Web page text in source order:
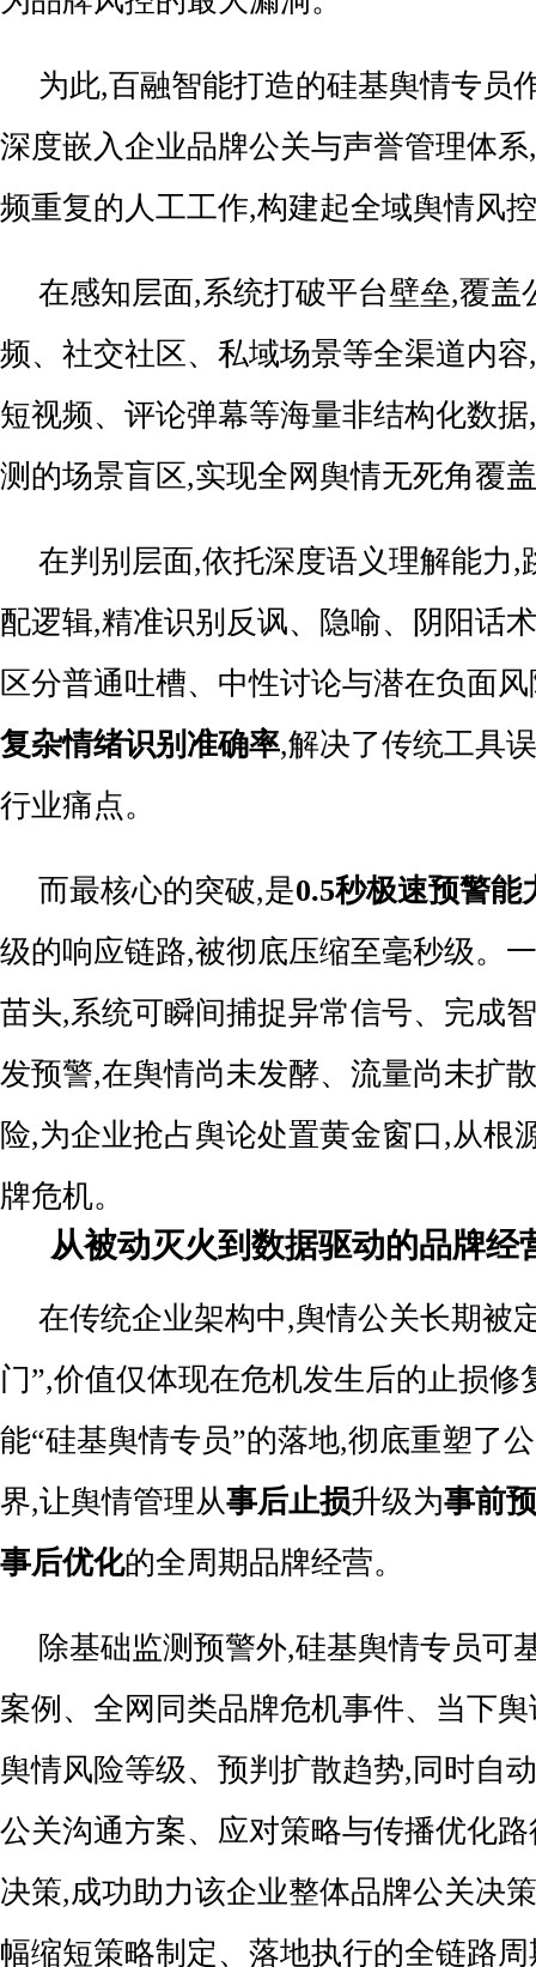
为此,百融智能打造的硅基舆情专员
深度嵌入企业品牌公关与声誉管理体
频重复的人工工作,构建起全域舆情风
在感知层面,系统打破平台壁垒,覆盖
频、社交社区、私域场景等全渠道内
短视频、评论弹幕等海量非结构化数
测的场景盲区,实现全网舆情无死角覆
在判别层面,依托深度语义理解能力,
配逻辑,精准识别反讽、隐喻、阴阳话
区分普通吐槽、中性讨论与潜在负面
复杂情绪识别准确率,解决了传统工具
行业痛点。
而最核心的突破,是0.5秒极速预警能
级的响应链路,被彻底压缩至毫秒级。
苗头,系统可瞬间捕捉异常信号、完成
发预警,在舆情尚未发酵、流量尚未扩
险,为企业抢占舆论处置黄金窗口,从根
牌危机。
从被动灭火到数据驱动的品牌经
在传统企业架构中,舆情公关长期被
门”,价值仅体现在危机发生后的止损修
能“硅基舆情专员”的落地,彻底重塑了
界,让舆情管理从事后止损升级为事前
事后优化的全周期品牌经营。
除基础监测预警外,硅基舆情专员可
案例、全网同类品牌危机事件、当下
舆情风险等级、预判扩散趋势,同时自
公关沟通方案、应对策略与传播优化
决策,成功助力该企业整体品牌公关决
幅缩短策略制定、落地执行的全链路